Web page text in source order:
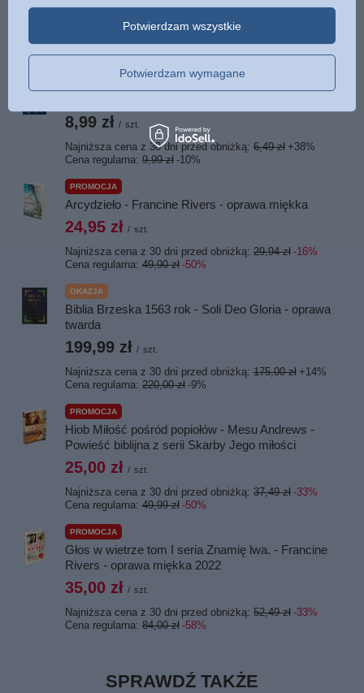
10,00 zł / szt.
8,99 zł / szt.
Najniższa cena z 30 dni przed obniżką: 6,49 zł +38%
Cena regularna: 9,99 zł -10%
PROMOCJA
Arcydzieło - Francine Rivers - oprawa miękka
24,95 zł / szt.
Najniższa cena z 30 dni przed obniżką: 29,94 zł -16%
Cena regularna: 49,90 zł -50%
OKAZJA
Biblia Brzeska 1563 rok - Soli Deo Gloria - oprawa
twarda
199,99 zł / szt.
Najniższa cena z 30 dni przed obniżką: 175,00 zł +14%
Cena regularna: 220,00 zł -9%
PROMOCJA
Hiob Miłość pośród popiołów - Mesu Andrews -
Powieść biblijna z serii Skarby Jego miłości
25,00 zł / szt.
Najniższa cena z 30 dni przed obniżką: 37,49 zł -33%
Cena regularna: 49,99 zł -50%
PROMOCJA
Głos w wietrze tom I seria Znamię lwa. - Francine
Rivers - oprawa miękka 2022
35,00 zł / szt.
Najniższa cena z 30 dni przed obniżką: 52,49 zł -33%
Cena regularna: 84,00 zł -58%
SPRAWDŹ TAKŻE
Potwierdzam wymagane
Potwierdzam wszystkie